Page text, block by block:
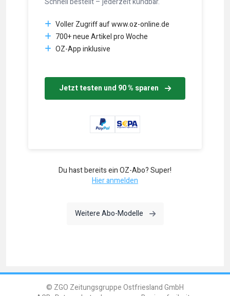
Voller Zugriff auf www.oz-online.de
700+ neue Artikel pro Woche
OZ-App inklusive
Jetzt testen und 90 % sparen
Du hast bereits ein OZ-Abo? Super!
Hier anmelden
Weitere Abo-Modelle
© ZGO Zeitungsgruppe Ostfriesland GmbH